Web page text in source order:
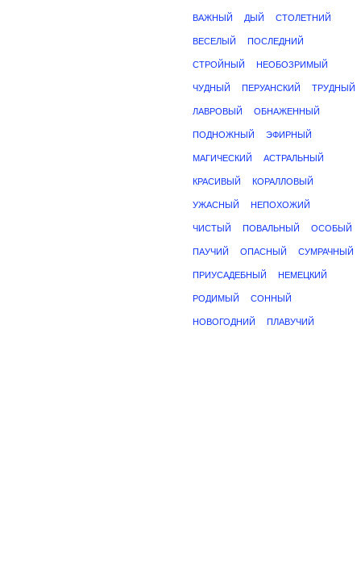
ВАЖНЫЙ ДЫЙ СТОЛЕТНИЙ
ВЕСЕЛЫЙ ПОСЛЕДНИЙ
СТРОЙНЫЙ НЕОБОЗРИМЫЙ
ЧУДНЫЙ ПЕРУАНСКИЙ ТРУДНЫЙ
ЛАВРОВЫЙ ОБНАЖЕННЫЙ
ПОДНОЖНЫЙ ЭФИРНЫЙ
МАГИЧЕСКИЙ АСТРАЛЬНЫЙ
КРАСИВЫЙ КОРАЛЛОВЫЙ
УЖАСНЫЙ НЕПОХОЖИЙ
ЧИСТЫЙ ПОВАЛЬНЫЙ ОСОБЫЙ
ПАУЧИЙ ОПАСНЫЙ СУМРАЧНЫЙ
ПРИУСАДЕБНЫЙ НЕМЕЦКИЙ
РОДИМЫЙ СОННЫЙ
НОВОГОДНИЙ ПЛАВУЧИЙ